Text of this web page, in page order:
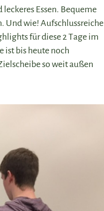
Essen. Bequeme
Und wie! Aufschlussreiche
für diese 2 Tage im
ist bis heute noch
so weit außen